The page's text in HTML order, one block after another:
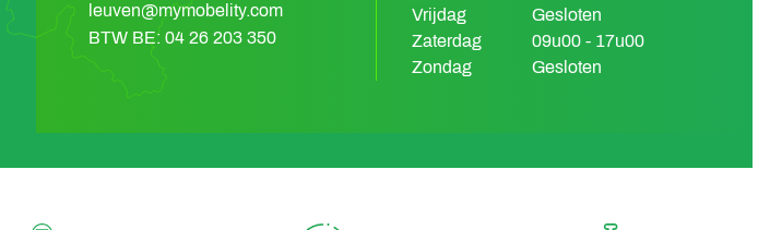
leuven@mymobelity.com
BTW BE: 04 26 203 350
Vrijdag
Gesloten
Zaterdag
09u00 - 17u00
Zondag
Gesloten